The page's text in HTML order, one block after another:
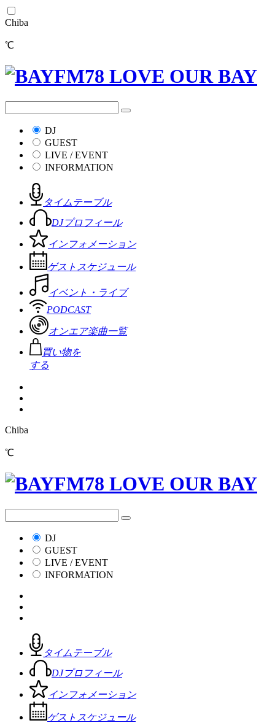
Chiba
℃
DJ
GUEST
LIVE / EVENT
INFORMATION
タイムテーブル
DJプロフィール
インフォメーション
ゲストスケジュール
イベント・ライブ
PODCAST
オンエア楽曲一覧
買い物を
する
Chiba
℃
DJ
GUEST
LIVE / EVENT
INFORMATION
タイムテーブル
DJプロフィール
インフォメーション
ゲストスケジュール